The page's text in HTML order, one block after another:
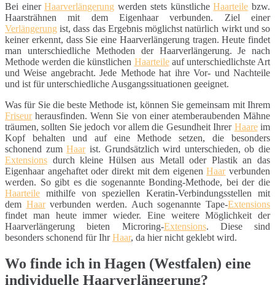
Bei einerHaarverlängerung werden stets künstlicheHaarteile bzw.
Haarsträhnen mit dem Eigenhaar verbunden. Ziel einer
Verlängerung ist, dass das Ergebnis möglichst natürlich wirkt und so
keiner erkennt, dass Sie eine Haarverlängerung tragen. Heute findet
man unterschiedliche Methoden der Haarverlängerung. Je nach
Methode werden die künstlichen Haarteileauf unterschiedlichste Art
und Weise angebracht. Jede Methode hat ihre Vor- und Nachteile
und ist für unterschiedliche Ausgangssituationen geeignet.
Was für Sie die beste Methode ist, können Sie gemeinsam mit Ihrem
Friseurherausfinden. Wenn Sie von einer atemberaubenden Mähne
träumen, sollten Sie jedoch vor allem die Gesundheit Ihrer Haareim
Kopf behalten und auf eine Methode setzen, die besonders
schonend zumHaarist. Grundsätzlich wird unterschieden, ob die
Extensions durch kleine Hülsen aus Metall oder Plastik an das
Eigenhaar angehaftet oder direkt mit dem eigenenHaarverbunden
werden. So gibt es die sogenannte Bonding-Methode, bei der die
Haarteile mithilfe von speziellen Keratin-Verbindungsstellen mit
dem Haarverbunden werden. Auch sogenannte Tape-Extensions
findet man heute immer wieder. Eine weitere Möglichkeit der
Haarverlängerung bieten Microring-Extensions. Diese sind
besonders schonend für IhrHaar, da hier nicht geklebt wird.
Wo finde ich in Hagen (Westfalen) eine
individuelle Haarverlängerung?